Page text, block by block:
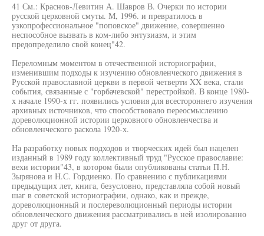
41 См.: Краснов-Левитин А. Шавров В. Очерки по истории
русской церковной смуты. М, 1996. и превратилось в
узкопрофессиональное "поповское" движение, совершенно
неспособное вызвать в ком-либо энтузиазм, и этим
предопределило свой конец"42.
Переломным моментом в отечественной историографии,
изменившим подходы к изучению обновленческого движения в
Русской православной церкви в первой четверти XX века, стали
события, связанные с "горбачевской" перестройкой. В конце 1980-
х начале 1990-х гг. появились условия для всестороннего изучения
архивных источников, что способствовало переосмыслению
дореволюционной истории церковного обновленчества и
обновленческого раскола 1920-х.
На разработку новых подходов и творческих идей был нацелен
изданный в 1989 году коллективный труд "Русское православие:
вехи истории"43, в котором были опубликованы статьи П.Н.
Зырянова и Н.С. Гордиенко. По сравнению с публикациями
предыдущих лет, книга, безусловно, представляла собой новый
шаг в советской историографии, однако, как и прежде,
дореволюционный и послереволюционный периоды истории
обновленческого движения рассматривались в ней изолированно
друг от друга.